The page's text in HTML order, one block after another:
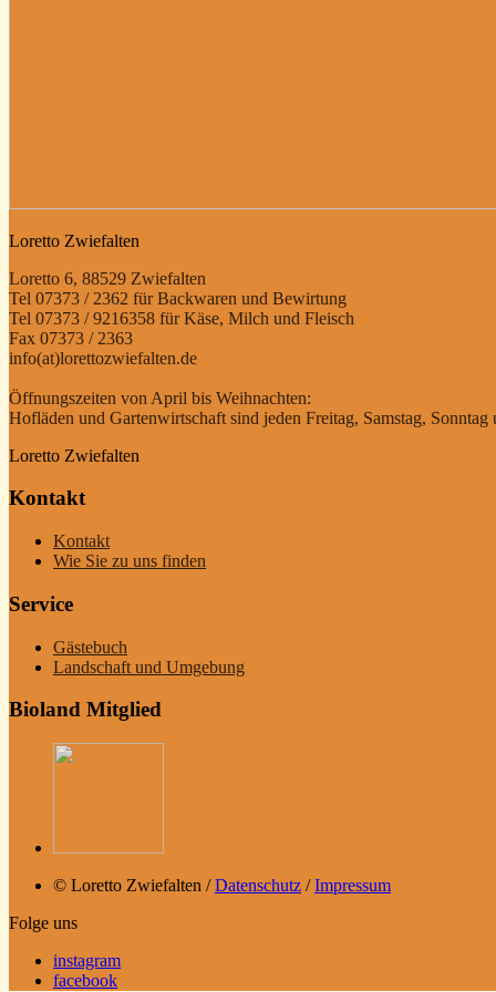
Loretto Zwiefalten
Loretto 6, 88529 Zwiefalten
Tel 07373 / 2362 für Backwaren und Bewirtung
Tel 07373 / 9216358 für Käse, Milch und Fleisch
Fax 07373 / 2363
info(at)lorettozwiefalten.de
Öffnungszeiten von April bis Weihnachten:
Hofläden und Gartenwirtschaft sind jeden Freitag, Samstag,
Loretto Zwiefalten
Kontakt
Kontakt
Wie Sie zu uns finden
Service
Gästebuch
Landschaft und Umgebung
Bioland Mitglied
© Loretto Zwiefalten /Datenschutz /Impressum
Folge uns
instagram
facebook